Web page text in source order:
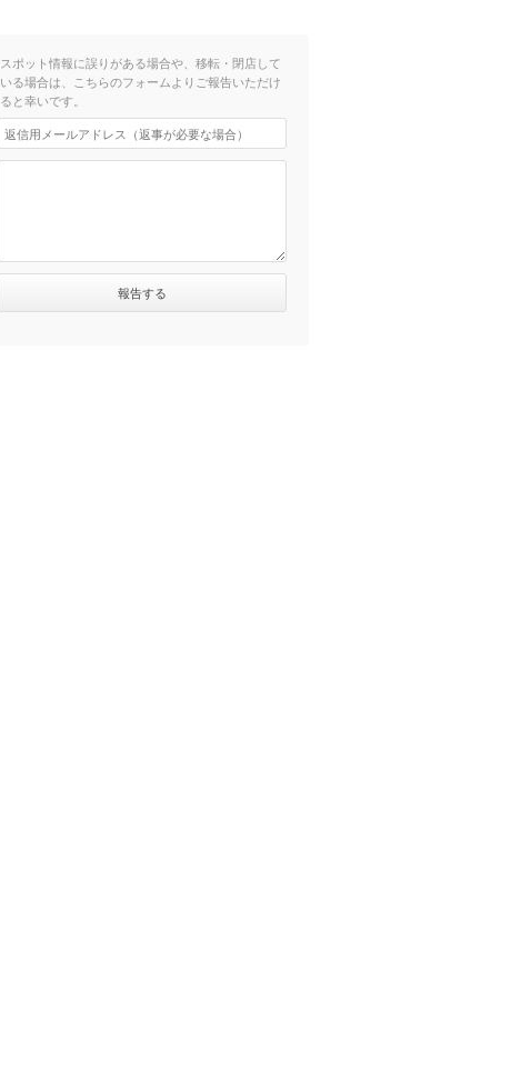
スポット情報に誤りがある場合や、移転・閉店して
いる場合は、こちらのフォームよりご報告いただけ
ると幸いです。